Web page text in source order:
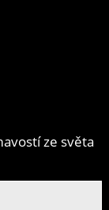
ze světa